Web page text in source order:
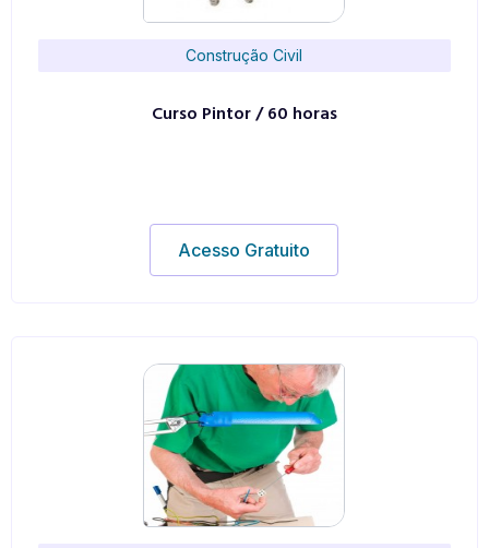
Construção Civil
Curso Pintor / 60 horas
Acesso Gratuito